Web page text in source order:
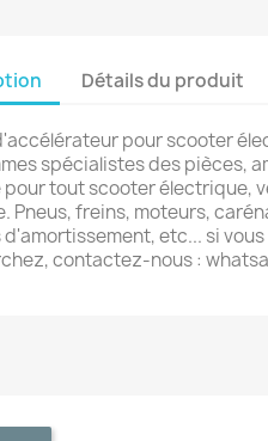
Détails du produit
pour scooter
spécialistes des pièces,
tout scooter électrique,
Pneus, freins, moteurs,
etc... si
contactez-nous :